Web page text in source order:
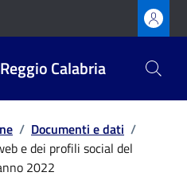
Calabria
/ Documenti e dati /
e dei profili social del
2022